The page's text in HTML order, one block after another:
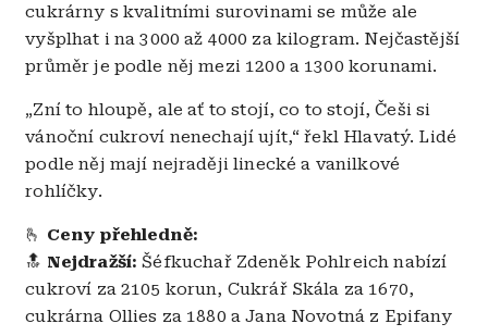
cukrárny s kvalitními surovinami se může ale
vyšplhat i na 3000 až 4000 za kilogram. Nejčastější
průměr je podle něj mezi 1200 a 1300 korunami.
„Zní to hloupě, ale ať to stojí, co to stojí, Češi si
vánoční cukroví nenechají ujít,“ řekl Hlavatý. Lidé
podle něj mají nejraději linecké a vanilkové
rohlíčky.
🫰 Ceny přehledně:
🔝 Nejdražší: Šéfkuchař Zdeněk Pohlreich nabízí
cukroví za 2105 korun, Cukrář Skála za 1670,
cukrárna Ollies za 1880 a Jana Novotná z Epifany